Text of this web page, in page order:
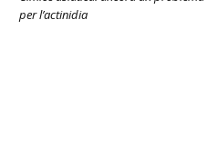
per l’actinidia